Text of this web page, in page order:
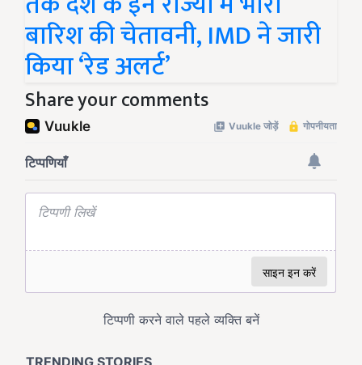
बारिश की चेतावनी, IMD ने जारी
किया ‘रेड अलर्ट’
Share your comments